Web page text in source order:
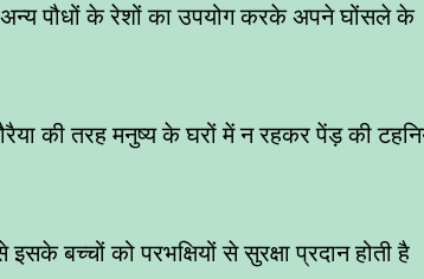
पौधों के रेशों का उपयोग करके अपने घोंसले के
की तरह मनुष्य के घरों में न रहकर पेंड़ की
बच्चों को परभक्षियों से सुरक्षा प्रदान होती है